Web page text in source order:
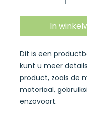
In
Dit is een
kunt u meer
product, zoals de
materiaal,
enzovoort.